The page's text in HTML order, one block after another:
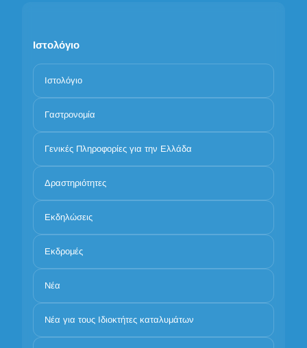
Ιστολόγιο
Ιστολόγιο
Γαστρονομία
Γενικές Πληροφορίες για την Ελλάδα
Δραστηριότητες
Εκδηλώσεις
Εκδρομές
Νέα
Νέα για τους Ιδιοκτήτες καταλυμάτων